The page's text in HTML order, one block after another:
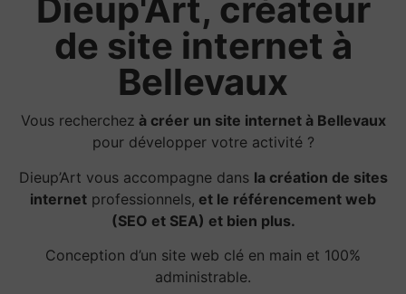
Dieup'Art, créateur
de site internet à
Bellevaux
Vous recherchez à créer un site internet à Bellevaux
pour développer votre activité ?
Dieup’Art vous accompagne dans la création de sites
internet professionnels, et le référencement web
(SEO et SEA) et bien plus.
Conception d’un site web clé en main et 100%
administrable.